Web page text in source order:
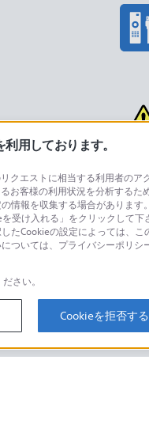
い合わせ
イド・お問
内はこちら
用しております。
クエストに相当する利用者の
お客様の利用状況を分析する
情報を収集する場合がありま
受け入れる」をクリックして
たCookieの設定によっては、
ついては、プライバシーポリシ
さい。
Cookieを拒否する